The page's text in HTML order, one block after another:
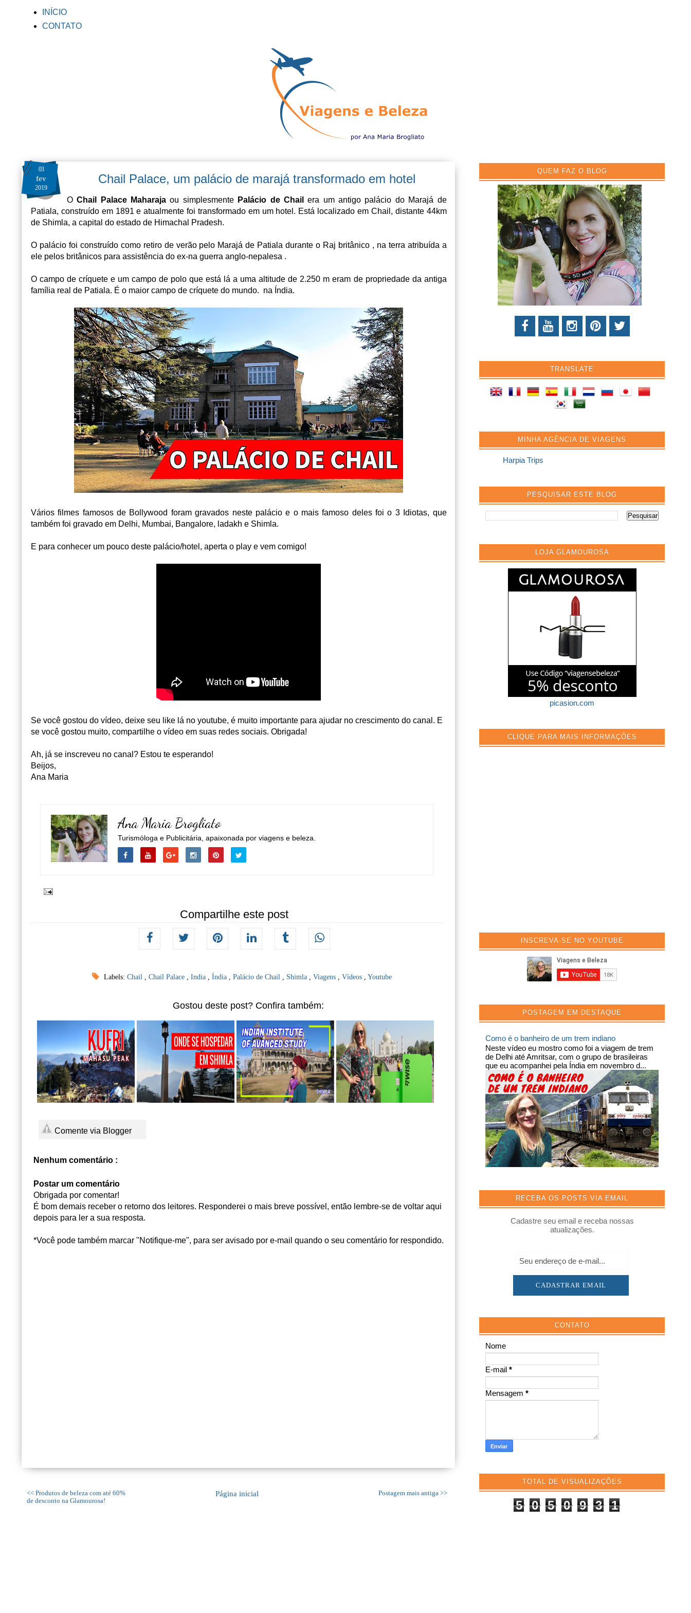
INÍCIO
CONTATO
03
fev
2019
Chail Palace, um palácio de marajá transformado em hotel
OChail Palace Maharaja ou simplesmente Palácio de Chail
era um antigo palácio do Marajá de
Patiala, construído em 1891 e atualmente foi transformado em um hotel. Está localizado em Chail, distante 44km
de Shimla, a capital do estado de Himachal Pradesh.
O palácio foi construído como retiro de verão pelo Marajá de Patiala durante o Raj britânico , na terra atribuída a
ele pelos britânicos para assistência do ex-na guerra anglo-nepalesa .
O campo de críquete e um campo de polo que está lá a uma altitude de 2.250 m eram de propriedade da antiga
família real de Patiala. É o maior campo de críquete do mundo. na Índia.
Vários filmes famosos de Bollywood foram gravados neste palácio e o mais famoso deles foi o 3 Idiotas, que
também foi gravado em Delhi, Mumbai, Bangalore, ladakh e Shimla.
E para conhecer um pouco deste palácio/hotel, aperta o play e vem comigo!
Se você gostou do vídeo, deixe seu like lá no youtube, é muito importante para ajudar no crescimento do canal. E
se você gostou muito, compartilhe o vídeo em suas redes sociais. Obrigada!
Ah, já se inscreveu no canal? Estou te esperando!
Beijos,
Ana Maria
Ana Maria Brogliato
Turismóloga e Publicitária, apaixonada por viagens e beleza.
Compartilhe este post
Labels: Chail Chail Palace India Índia Palácio de Chail Shimla Viagens Vídeos Youtube
Gostou deste post? Confira também:
Comente via Blogger
Nenhum comentário :
Postar um comentário
Obrigada por comentar!
É bom demais receber o retorno dos leitores. Responderei o mais breve possível, então lembre-se de voltar aqui
depois para ler a sua resposta.
*Você pode também marcar "Notifique-me", para ser avisado por e-mail quando o seu comentário for respondido.
<< Produtos de beleza com até 60%
de desconto na Glamourosa!
Postagem mais antiga >>
Página inicial
QUEM FAZ O BLOG
TRANSLATE
MINHA AGÊNCIA DE VIAGENS
Harpia Trips
PESQUISAR ESTE BLOG
LOJA GLAMOUROSA
picasion.com
CLIQUE PARA MAIS INFORMAÇÕES
INSCREVA-SE NO YOUTUBE
POSTAGEM EM DESTAQUE
Como é o banheiro de um trem indiano
Neste vídeo eu mostro como foi a viagem de trem
de Delhi até Amritsar, com o grupo de brasileiras
que eu acompanhei pela Índia em novembro d...
RECEBA OS POSTS VIA EMAIL
Cadastre seu email e receba nossas
atualizações.
CONTATO
Nome
E-mail *
Mensagem *
TOTAL DE VISUALIZAÇÕES
5 0 5 0 9 3 1